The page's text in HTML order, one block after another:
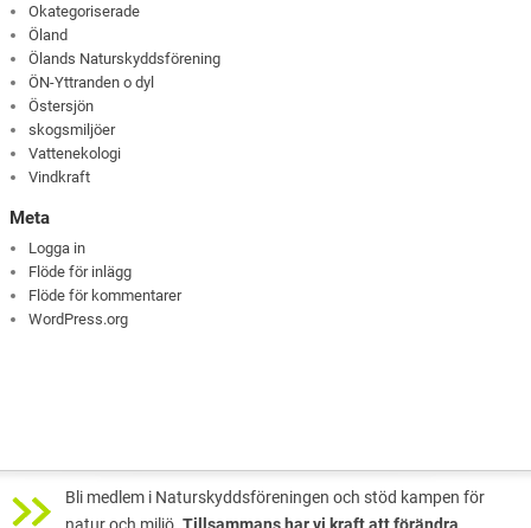
Okategoriserade
Öland
Ölands Naturskyddsförening
ÖN-Yttranden o dyl
Östersjön
skogsmiljöer
Vattenekologi
Vindkraft
Meta
Logga in
Flöde för inlägg
Flöde för kommentarer
WordPress.org
Bli medlem i Naturskyddsföreningen och stöd kampen för